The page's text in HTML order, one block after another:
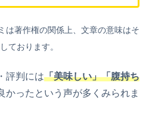
は著作権の関係上、文章の意味はそ
ております。
評判には「美味しい」「腹持ち
かったという声が多くみられま